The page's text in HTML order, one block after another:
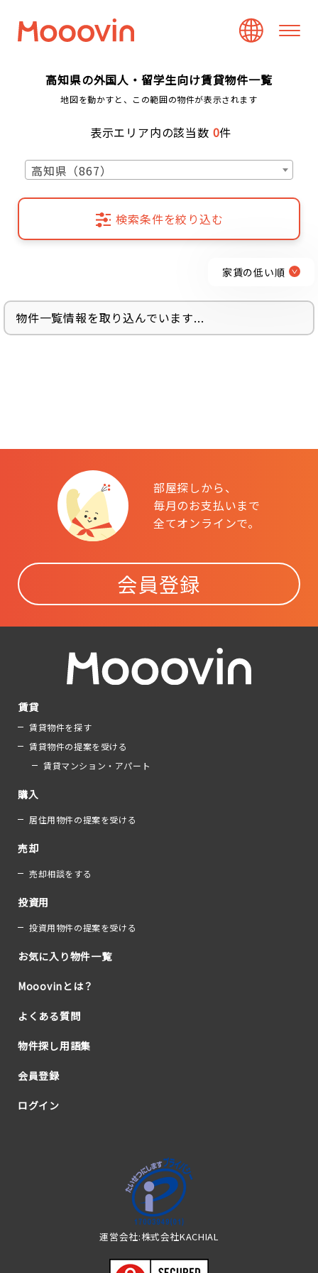
高知県の外国人・留学生向け賃貸物件一覧
地図を動かすと、この範囲の物件が表示されます
表示エリア内の該当数 0件
高知県（867）
検索条件を絞り込む
家賃の低い順
物件一覧情報を取り込んでいます...
部屋探しから、
毎月のお支払いまで
全てオンラインで。
会員登録
賃貸
賃貸物件を探す
賃貸物件の提案を受ける
賃貸マンション・アパート
購入
居住用物件の提案を受ける
売却
売却相談をする
投資用
投資用物件の提案を受ける
お気に入り物件一覧
Mooovinとは？
よくある質問
物件探し用語集
会員登録
ログイン
運営会社:株式会社KACHIAL